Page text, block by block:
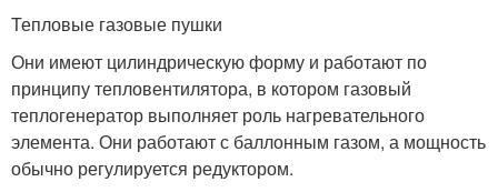
Тепловые газовые пушки
Они имеют цилиндрическую форму и работают по
принципу тепловентилятора, в котором газовый
теплогенератор выполняет роль нагревательного
элемента. Они работают с баллонным газом, а мощность
обычно регулируется редуктором.